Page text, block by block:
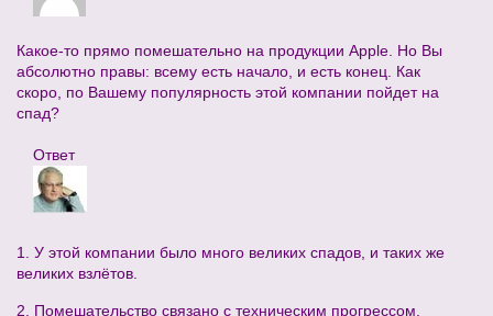
Какое-то прямо помешательно на продукции Apple. Но Вы
абсолютно правы: всему есть начало, и есть конец. Как
скоро, по Вашему популярность этой компании пойдет на
спад?
Ответ
1. У этой компании было много великих спадов, и таких же
великих взлётов.
2. Помешательство связано с техническим прогрессом,